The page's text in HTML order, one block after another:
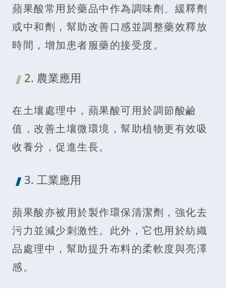
蘋果酸常用於藥品中作為調味劑、緩釋劑
或中和劑，幫助改善口感並調整藥效釋放
時間，增加患者服藥的接受度。
2. 農業應用
在土壤處理中，蘋果酸可用於調節酸鹼
值，改善土壤微環境，幫助植物更有效吸
收養分，促進生長。
3. 工業應用
蘋果酸亦被用於製作環保清潔劑，強化去
污力並減少刺激性。此外，它也用於紡織
品處理中，幫助提升布料的柔軟度與亮澤
感。